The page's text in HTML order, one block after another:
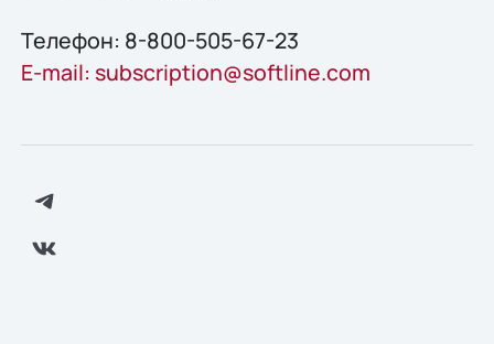
Телефон: 8-800-505-67-23
E-mail: subscription@softline.com